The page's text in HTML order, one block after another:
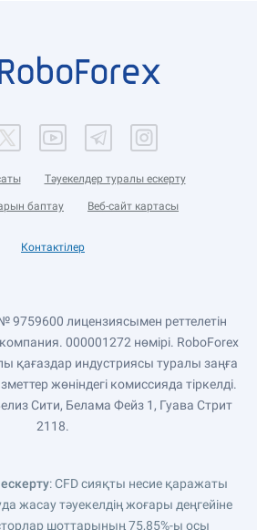
Тәуекелдер туралы ескерту
баптау Веб-сайт картасы
Контактілер
9759600 лицензиясымен реттелетін
000001272 нөмірі. RoboForex
қағаздар индустриясы туралы заңға
жөніндегі комиссияда тіркелді.
Сити, Белама Фейз 1, Гуава Стрит
2118.
: CFD сияқты несие қаражаты
жасау тәуекелдің жоғары деңгейіне
шоттарының 75,85%-ы осы